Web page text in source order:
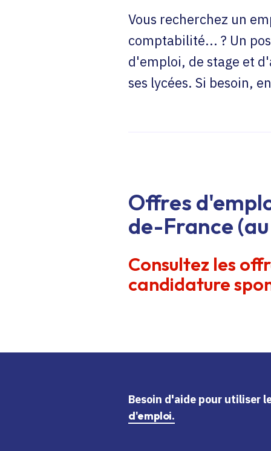
Vous recherchez un
comptabilité... ? Un
d'emploi, de stage et
ses lycées. Si besoin,
Offres
de-France
Consultez les
candidature
Besoin d'aide pour utiliser
d'emploi.